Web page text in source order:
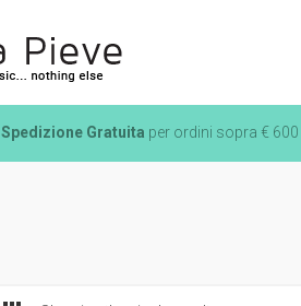
Spedizione Gratuita per ordini sopra € 600